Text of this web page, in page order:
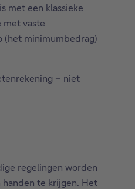
met een klassieke
vaste
(het minimumbedrag)
– niet
regelingen worden
te krijgen. Het